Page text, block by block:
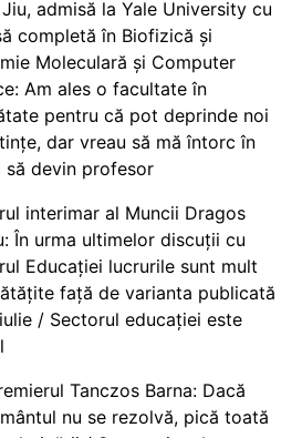
admisă la Yale University cu
completă în Biofizică și
Moleculară și Computer
Am ales o facultate în
pentru că pot deprinde noi
dar vreau să mă întorc în
să devin profesor
interimar al Muncii Dragos
În urma ultimelor discuții cu
Educației lucrurile sunt mult
față de varianta publicată
/ Sectorul educației este
Tanczos Barna: Dacă
nu se rezolvă, pică toată